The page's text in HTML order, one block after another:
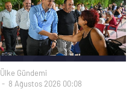
Ülke Gündemi
8 Ağustos 2026 00:08